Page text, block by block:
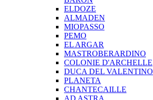
ELDOZE
ALMADEN
MIOPASSO
PEMO
EL ARGAR
MASTROBERARDINO
COLONIE D'ARCHELLE
DUCA DEL VALENTINO
PLANETA
CHANTECAILLE
AD ASTRA